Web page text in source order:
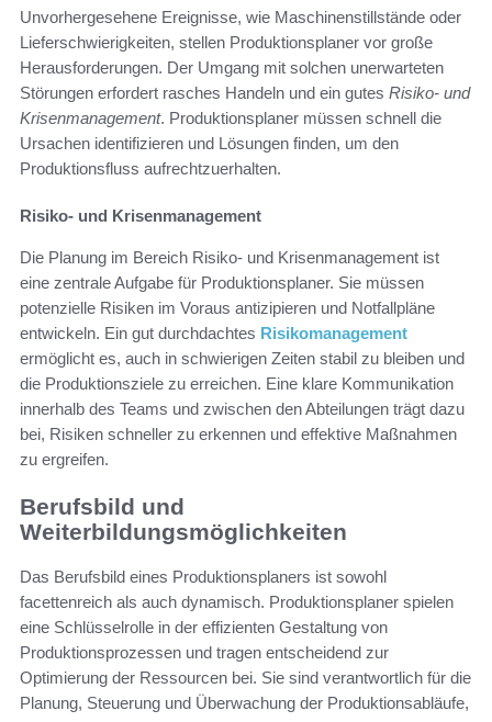
Unvorhergesehene Ereignisse, wie Maschinenstillstände oder
Lieferschwierigkeiten, stellen Produktionsplaner vor große
Herausforderungen. Der Umgang mit solchen unerwarteten
Störungen erfordert rasches Handeln und ein gutes Risiko- und
Krisenmanagement. Produktionsplaner müssen schnell die
Ursachen identifizieren und Lösungen finden, um den
Produktionsfluss aufrechtzuerhalten.
Risiko- und Krisenmanagement
Die Planung im Bereich Risiko- und Krisenmanagement ist
eine zentrale Aufgabe für Produktionsplaner. Sie müssen
potenzielle Risiken im Voraus antizipieren und Notfallpläne
entwickeln. Ein gut durchdachtes Risikomanagement
ermöglicht es, auch in schwierigen Zeiten stabil zu bleiben und
die Produktionsziele zu erreichen. Eine klare Kommunikation
innerhalb des Teams und zwischen den Abteilungen trägt dazu
bei, Risiken schneller zu erkennen und effektive Maßnahmen
zu ergreifen.
Berufsbild und
Weiterbildungsmöglichkeiten
Das Berufsbild eines Produktionsplaners ist sowohl
facettenreich als auch dynamisch. Produktionsplaner spielen
eine Schlüsselrolle in der effizienten Gestaltung von
Produktionsprozessen und tragen entscheidend zur
Optimierung der Ressourcen bei. Sie sind verantwortlich für die
Planung, Steuerung und Überwachung der Produktionsabläufe,